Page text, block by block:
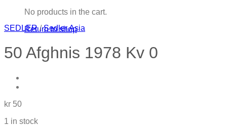
No products in the cart.
Return to shop
SEDLER / Sedler Asia
50 Afghnis 1978 Kv 0
kr 50
1 in stock